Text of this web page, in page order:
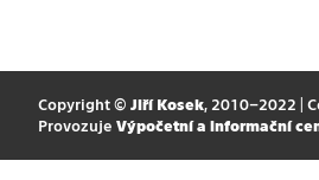
Copyright © Jiří Kosek, 2010–2022 |
Provozuje Výpočetní a informační